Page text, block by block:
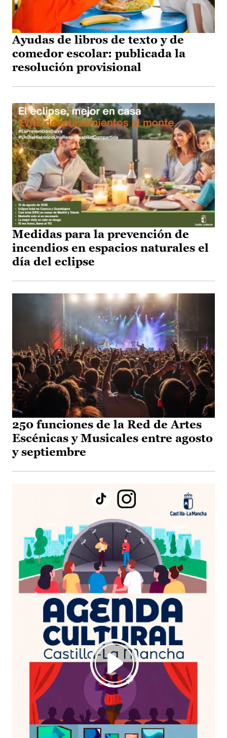
Ayudas de libros de texto y de
comedor escolar: publicada la
resolución provisional
Medidas para la prevención de
incendios en espacios naturales el
día del eclipse
250 funciones de la Red de Artes
Escénicas y Musicales entre agosto
y septiembre